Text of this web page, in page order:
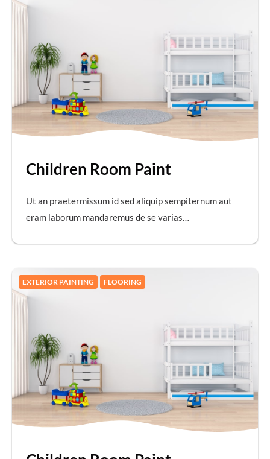
Children Room Paint
Ut an praetermissum id sed aliquip sempiternum aut
eram laborum mandaremus de se varias…
EXTERIOR PAINTING FLOORING